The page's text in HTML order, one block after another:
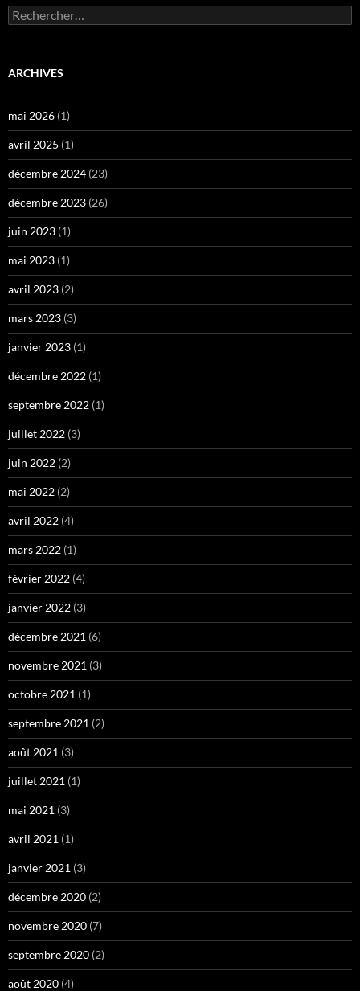
Rechercher :
ARCHIVES
mai 2026 (1)
avril 2025 (1)
décembre 2024 (23)
décembre 2023 (26)
juin 2023 (1)
mai 2023 (1)
avril 2023 (2)
mars 2023 (3)
janvier 2023 (1)
décembre 2022 (1)
septembre 2022 (1)
juillet 2022 (3)
juin 2022 (2)
mai 2022 (2)
avril 2022 (4)
mars 2022 (1)
février 2022 (4)
janvier 2022 (3)
décembre 2021 (6)
novembre 2021 (3)
octobre 2021 (1)
septembre 2021 (2)
août 2021 (3)
juillet 2021 (1)
mai 2021 (3)
avril 2021 (1)
janvier 2021 (3)
décembre 2020 (2)
novembre 2020 (7)
septembre 2020 (2)
août 2020 (4)